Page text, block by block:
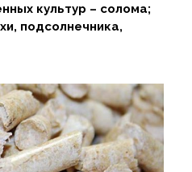
культур – солома;
подсолнечника,